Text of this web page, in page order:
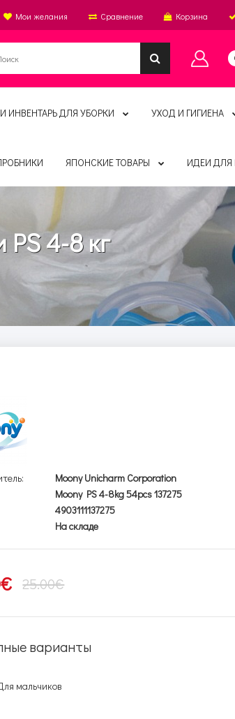
Мои желания Сравнение Корзина
ИНВЕНТАРЬ ДЛЯ УБОРКИ УХОД И ГИГИЕНА
ЯПОНСКИЕ ТОВАРЫ ИДЕИ ДЛЯ
4-8 кг
Moony Unicharm Corporation
Moony PS 4-8kg 54pcs 137275
4903111137275
На складе
25.00€
варианты
мальчиков